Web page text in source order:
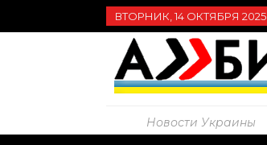
ВТОРНИК, 14 ОКТЯБРЯ 2025
Новости Украины